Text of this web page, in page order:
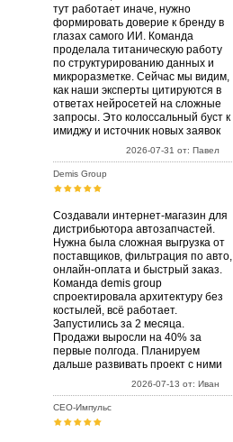
тут работает иначе, нужно
формировать доверие к бренду в
глазах самого ИИ. Команда
проделала титаническую работу
по структурированию данных и
микроразметке. Сейчас мы видим,
как наши эксперты цитируются в
ответах нейросетей на сложные
запросы. Это колоссальный буст к
имиджу и источник новых заявок
2026-07-31 от: Павел
Demis Group
Создавали интернет-магазин для
дистрибьютора автозапчастей.
Нужна была сложная выгрузка от
поставщиков, фильтрация по авто,
онлайн-оплата и быстрый заказ.
Команда demis group
спроектировала архитектуру без
костылей, всё работает.
Запустились за 2 месяца.
Продажи выросли на 40% за
первые полгода. Планируем
дальше развивать проект с ними
2026-07-13 от: Иван
СЕО-Импульс